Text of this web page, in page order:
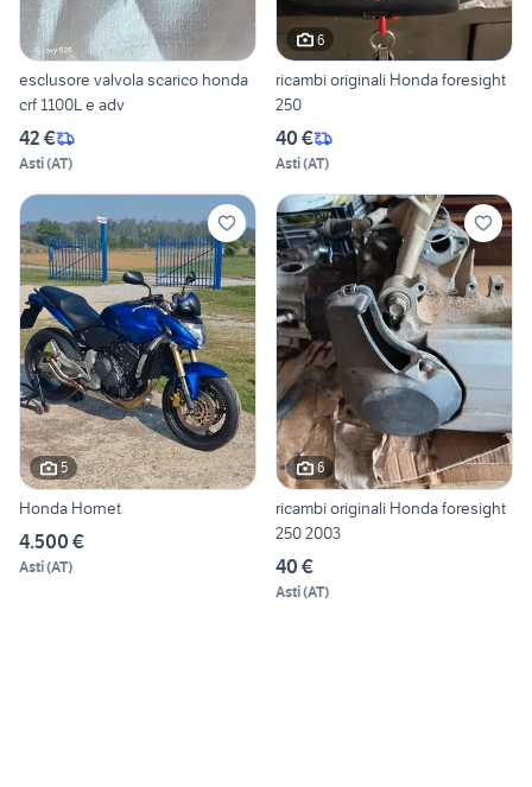
esclusore valvola scarico honda
crf 1100L e adv
42 €
Asti(AT)
6
ricambi originali Honda foresight
250
40 €
Asti(AT)
5
Honda Hornet
4.500 €
Asti(AT)
6
ricambi originali Honda foresight
250 2003
40 €
Asti(AT)